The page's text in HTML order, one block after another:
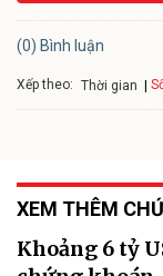
(0) Bình luận
Xếp theo: Thời gian
XEM THÊM
Khoảng 6 tỷ